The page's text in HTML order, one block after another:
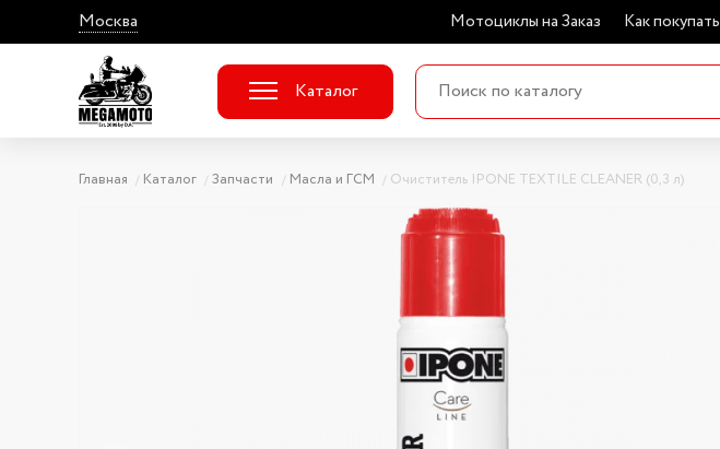
Москва Мотоциклы на Заказ Как покупать
Каталог
Главная Каталог Запчасти Масла и ГСМ Очиститель IPONE TEXTILE CLEANER (0,3 л)